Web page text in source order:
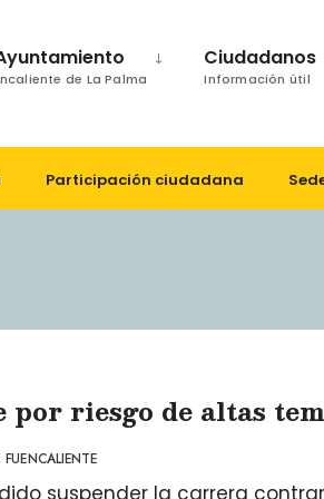
de La Palma
Ciudadanos
Información útil
Participación ciudadana
riesgo de altas
suspender la carrera